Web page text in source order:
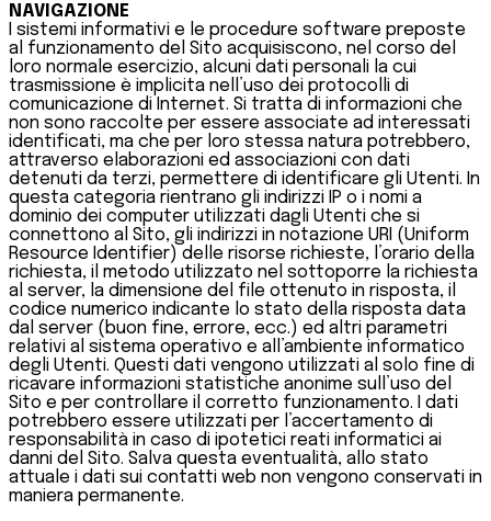
NAVIGAZIONE
I sistemi informativi e le procedure software preposte
al funzionamento del Sito acquisiscono, nel corso del
loro normale esercizio, alcuni dati personali la cui
trasmissione è implicita nell’uso dei protocolli di
comunicazione di Internet. Si tratta di informazioni che
non sono raccolte per essere associate ad interessati
identificati, ma che per loro stessa natura potrebbero,
attraverso elaborazioni ed associazioni con dati
detenuti da terzi, permettere di identificare gli Utenti. In
questa categoria rientrano gli indirizzi IP o i nomi a
dominio dei computer utilizzati dagli Utenti che si
connettono al Sito, gli indirizzi in notazione URI (Uniform
Resource Identifier) delle risorse richieste, l’orario della
richiesta, il metodo utilizzato nel sottoporre la richiesta
al server, la dimensione del file ottenuto in risposta, il
codice numerico indicante lo stato della risposta data
dal server (buon fine, errore, ecc.) ed altri parametri
relativi al sistema operativo e all’ambiente informatico
degli Utenti. Questi dati vengono utilizzati al solo fine di
ricavare informazioni statistiche anonime sull’uso del
Sito e per controllare il corretto funzionamento. I dati
potrebbero essere utilizzati per l’accertamento di
responsabilità in caso di ipotetici reati informatici ai
danni del Sito. Salva questa eventualità, allo stato
attuale i dati sui contatti web non vengono conservati in
maniera permanente.